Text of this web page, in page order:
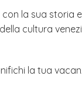
la sua storia
cultura
la tua